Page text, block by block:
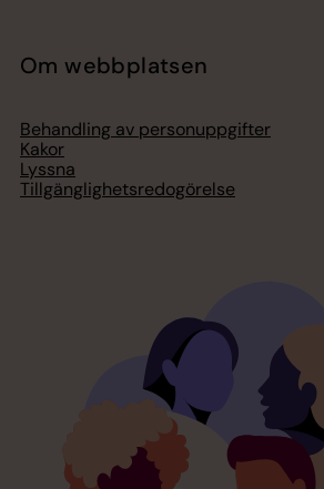
Om webbplatsen
Behandling av personuppgifter
Kakor
Lyssna
Tillgänglighetsredogörelse